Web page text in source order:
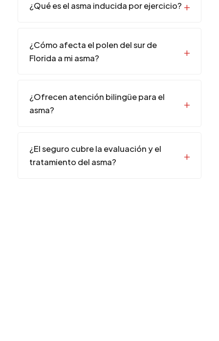
¿Qué es el asma inducida por ejercicio?
¿Cómo afecta el polen del sur de
Florida a mi asma?
¿Ofrecen atención bilingüe para el
asma?
¿El seguro cubre la evaluación y el
tratamiento del asma?